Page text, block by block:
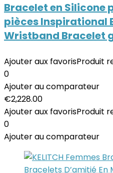
Bracelet en Silicone
pièces Inspirational
Wristband Bracelet
Ajouter aux favorisProduit
0
Ajouter au comparateur
€2,228.00
Ajouter aux favorisProduit
0
Ajouter au comparateur